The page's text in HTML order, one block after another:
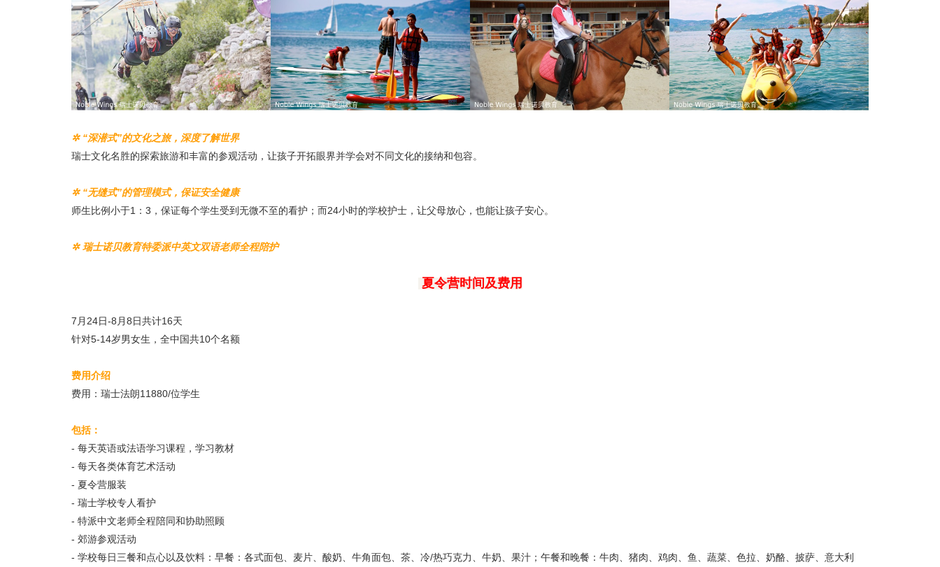
✲ “深潜式”的文化之旅，深度了解世界
瑞士文化名胜的探索旅游和丰富的参观活动，让孩子开拓眼界并学会对不同文化的接纳和包容。
✲ “无缝式”的管理模式，保证安全健康
师生比例小于1：3，保证每个学生受到无微不至的看护；而24小时的学校护士，让父母放心，也能让孩子安心。
✲ 瑞士诺贝教育特委派中英文双语老师全程陪护
夏令营时间及费用
7月24日-8月8日共计16天
针对5-14岁男女生，全中国共10个名额
费用介绍
费用：瑞士法朗11880/位学生
包括：
- 每天英语或法语学习课程，学习教材
- 每天各类体育艺术活动
- 夏令营服装
- 瑞士学校专人看护
- 特派中文老师全程陪同和协助照顾
- 郊游参观活动
- 学校每日三餐和点心以及饮料：早餐：各式面包、麦片、酸奶、牛角面包、茶、冷/热巧克力、牛奶、果汁；午餐和晚餐：牛肉、猪肉、鸡肉、鱼、蔬菜、色拉、奶酪、披萨、意大利